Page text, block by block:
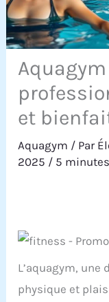
et
Aquagym / Par
2025 / 5
L’aquagym,
physique et